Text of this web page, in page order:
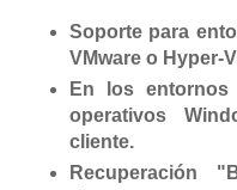
Soporte para
VMware o Hyper-
En los entornos
operativos
cliente.
Recuperación